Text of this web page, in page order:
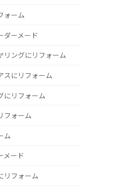
ォーム
ダーメード
リングにリフォーム
スにリフォーム
にリフォーム
フォーム
ム
メード
リフォーム